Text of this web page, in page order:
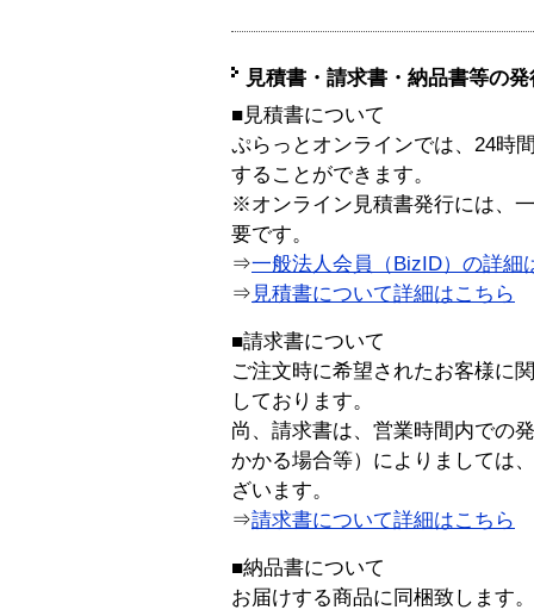
見積書・請求書・納品書等の
■見積書について
ぷらっとオンラインでは、24時
することができます。
※オンライン見積書発行には、
要です。
⇒一般法人会員（BizID）の詳細
⇒ 見積書について詳細はこちら
■請求書について
ご注文時に希望されたお客様に
しております。
尚、請求書は、営業時間内での
かかる場合等）によりましては
ざいます。
⇒請求書について詳細はこちら
■納品書について
お届けする商品に同梱致します。